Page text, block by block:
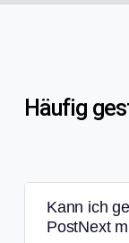
Häufig
Kann ich
PostNext